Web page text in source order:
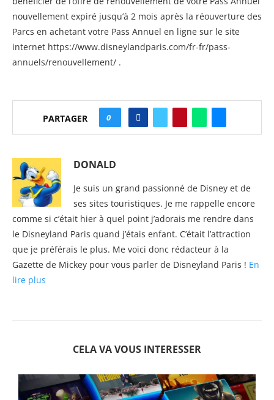
nouvellement expiré jusqu’à 2 mois après la réouverture des
Parcs en achetant votre Pass Annuel en ligne sur le site
internet https://www.disneylandparis.com/fr-fr/pass-
annuels/renouvellement/ .
PARTAGER 0
DONALD
Je suis un grand passionné de Disney et de
ses sites touristiques. Je me rappelle encore
comme si c’était hier à quel point j’adorais me rendre dans
le Disneyland Paris quand j’étais enfant. C’était l’attraction
que je préférais le plus. Me voici donc rédacteur à la
Gazette de Mickey pour vous parler de Disneyland Paris ! En
lire plus
CELA VA VOUS INTERESSER